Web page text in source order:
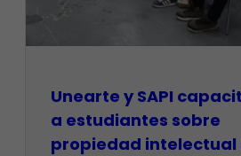
Unearte y SAPI
a estudiantes sobre
propiedad intelectual